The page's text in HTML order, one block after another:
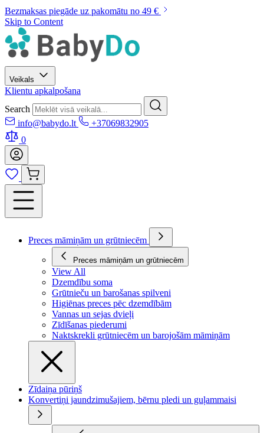
Bezmaksas piegāde uz pakomātu no 49 €
Skip to Content
Veikals
Klientu apkalpošana
Search
info@babydo.lt
+37069832905
0
Preces māmiņām un grūtniecēm
Preces māmiņām un grūtniecēm
View All
Dzemdību soma
Grūtnieču un barošanas spilveni
Higiēnas preces pēc dzemdībām
Vannas un sejas dvieļi
Zīdīšanas piederumi
Naktskrekli grūtniecēm un barojošām māmiņām
Zīdaiņa pūriņš
Konvertiņi jaundzimušajiem, bērnu pledi un guļammaisi